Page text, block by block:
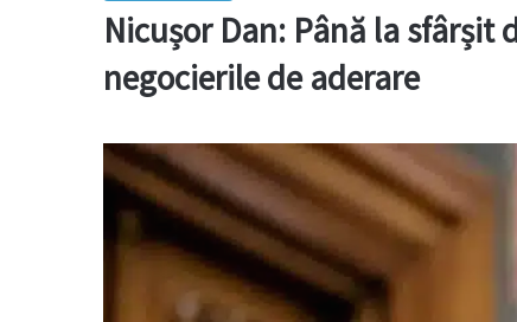
Nicușor Dan: Până la sfârșit
negocierile de aderare